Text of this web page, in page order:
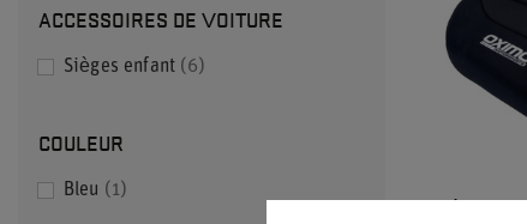
ACCESSOIRES DE VOITURE
Sièges enfant 6
COULEUR
Bleu 1
SIÈGE